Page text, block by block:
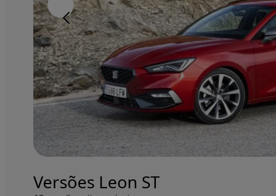
Versões Leon ST